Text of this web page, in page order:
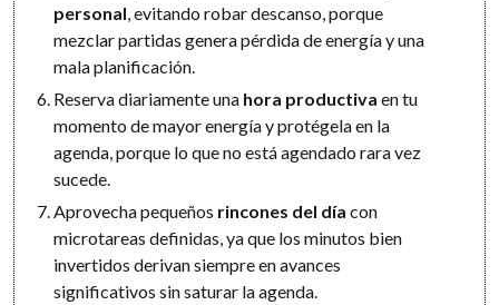
personal, evitando robar descanso, porque
mezclar partidas genera pérdida de energía y una
mala planificación.
Reserva diariamente una hora productiva en tu
momento de mayor energía y protégela en la
agenda, porque lo que no está agendado rara vez
sucede.
Aprovecha pequeños rincones del día con
microtareas definidas, ya que los minutos bien
invertidos derivan siempre en avances
significativos sin saturar la agenda.